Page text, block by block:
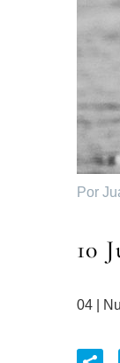
Por
10
04 |